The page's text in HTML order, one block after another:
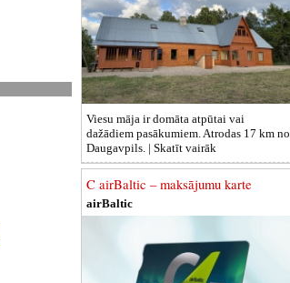
Viesu māja ir domāta atpūtai vai
dažādiem pasākumiem. Atrodas 17 km no
Daugavpils. | Skatīt vairāk
C airBaltic – maksājumu karte
airBaltic